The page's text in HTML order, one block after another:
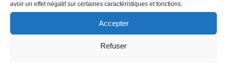
avoir un effet négatif sur certaines caractéristiques et fonctions.
Accepter
Refuser
Filetage raccord : 2″
Raccordement : Femelle-Femelle
Matière : Plastique
Autres informations : Taraudé